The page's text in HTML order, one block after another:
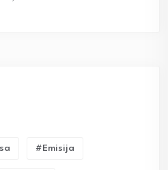
#emisija